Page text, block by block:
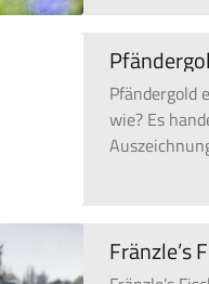
Pfändergold
wie? Es
Fränzle’s